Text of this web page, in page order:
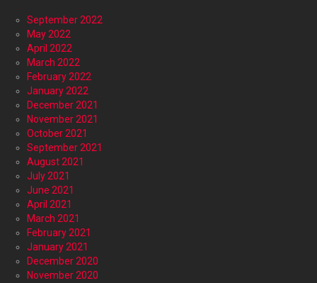
September 2022
May 2022
April 2022
March 2022
February 2022
January 2022
December 2021
November 2021
October 2021
September 2021
August 2021
July 2021
June 2021
April 2021
March 2021
February 2021
January 2021
December 2020
November 2020